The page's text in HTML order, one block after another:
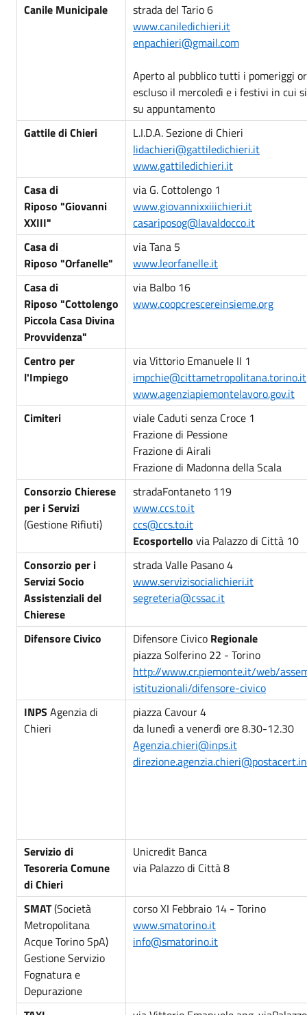
Canile Municipale
strada del Tario 6
www.caniledichieri.it
enpachieri@gmail.com
Aperto al pubblico tutti i pomeriggi
escluso il mercoledì e i festivi in cui
su appuntamento
Gattile di Chieri
L.I.D.A. Sezione di Chieri
lidachieri@gattiledichieri.it
www.gattiledichieri.it
Casa di
Riposo "Giovanni
XXIII"
via G. Cottolengo 1
www.giovannixxiiichieri.it
casariposog@lavaldocco.it
Casa di
Riposo "Orfanelle"
via Tana 5
www.leorfanelle.it
Casa di
Riposo "Cottolengo
Piccola Casa Divina
Provvidenza"
via Balbo 16
www.coopcrescereinsieme.org
Centro per
l'Impiego
via Vittorio Emanuele II 1
impchie@cittametropolitana.torino.it
www.agenziapiemontelavoro.gov.it
Cimiteri
viale Caduti senza Croce 1
Frazione di Pessione
Frazione di Airali
Frazione di Madonna della Scala
Consorzio Chierese
per i Servizi
(Gestione Rifiuti)
stradaFontaneto 119
www.ccs.to.it
ccs@ccs.to.it
Ecosportello via Palazzo di Città 10
Consorzio per i
Servizi Socio
Assistenziali del
Chierese
strada Valle Pasano 4
www.servizisocialichieri.it
segreteria@cssac.it
Difensore Civico Difensore Civico Regionale
piazza Solferino 22 - Torino
http://www.cr.piemonte.it/web/
istituzionali/difensore-civico
INPS Agenzia di
Chieri
piazza Cavour 4
da lunedì a venerdì ore 8.30-12.30
Agenzia.chieri@inps.it
Servizio di
Tesoreria Comune
di Chieri
Unicredit Banca
via Palazzo di Città 8
SMAT(Società
Metropolitana
Acque Torino SpA)
Gestione Servizio
Fognatura e
Depurazione
corso XI Febbraio 14 - Torino
www.smatorino.it
info@smatorino.it